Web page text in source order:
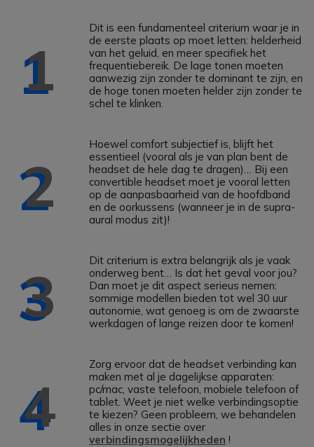
1
Dit is een fundamenteel criterium waar je in
de eerste plaats op moet letten: helderheid
van het geluid, en meer specifiek het
frequentiebereik. De lage tonen moeten
aanwezig zijn zonder te dominant te zijn, en
de hoge tonen moeten helder zijn zonder te
schel te klinken.
2
Hoewel comfort subjectief is, blijft het
essentieel (vooral als je van plan bent de
headset de hele dag te dragen)… Bij een
convertible headset moet je vooral letten
op de aanpasbaarheid van de hoofdband
en de oorkussens (wanneer je in de supra-
aural modus zit)!
3
Dit criterium is extra belangrijk als je vaak
onderweg bent… Is dat het geval voor jou?
Dan moet je dit aspect serieus nemen:
sommige modellen bieden tot wel 30 uur
autonomie, wat genoeg is om de zwaarste
werkdagen of lange reizen door te komen!
4
Zorg ervoor dat de headset verbinding kan
maken met al je dagelijkse apparaten:
pc/mac, vaste telefoon, mobiele telefoon of
tablet. Weet je niet welke verbindingsoptie
te kiezen? Geen probleem, we behandelen
alles in onze sectie over
verbindingsmogelijkheden !